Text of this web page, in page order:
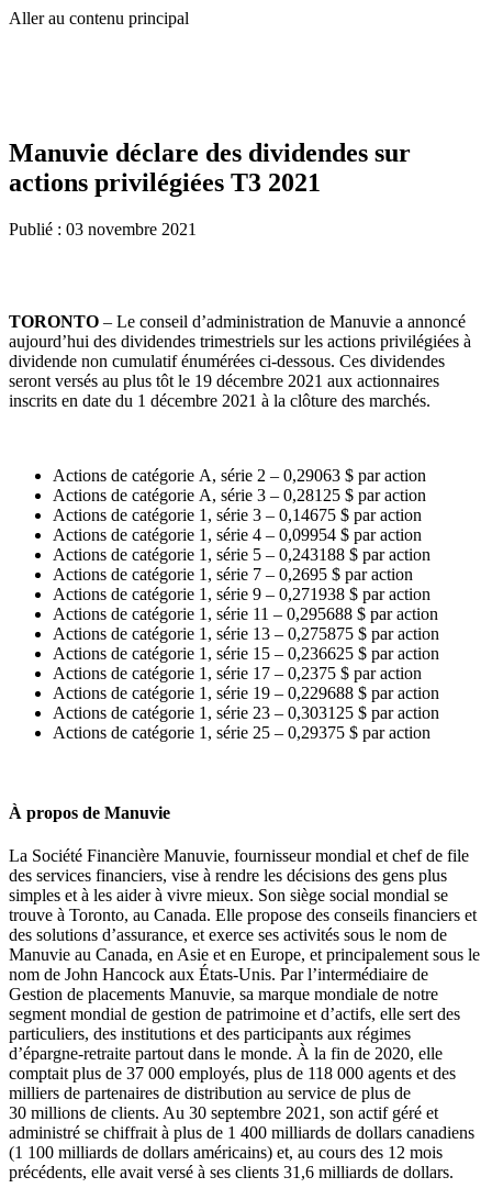
Aller au contenu principal
Manuvie déclare des dividendes sur
actions privilégiées T3 2021
Publié : 03 novembre 2021
TORONTO – Le conseil d’administration de Manuvie a annoncé
aujourd’hui des dividendes trimestriels sur les actions privilégiées à
dividende non cumulatif énumérées ci-dessous. Ces dividendes
seront versés au plus tôt le 19 décembre 2021 aux actionnaires
inscrits en date du 1 décembre 2021 à la clôture des marchés.
Actions de catégorie A, série 2 – 0,29063 $ par action
Actions de catégorie A, série 3 – 0,28125 $ par action
Actions de catégorie 1, série 3 – 0,14675 $ par action
Actions de catégorie 1, série 4 – 0,09954 $ par action
Actions de catégorie 1, série 5 – 0,243188 $ par action
Actions de catégorie 1, série 7 – 0,2695 $ par action
Actions de catégorie 1, série 9 – 0,271938 $ par action
Actions de catégorie 1, série 11 – 0,295688 $ par action
Actions de catégorie 1, série 13 – 0,275875 $ par action
Actions de catégorie 1, série 15 – 0,236625 $ par action
Actions de catégorie 1, série 17 – 0,2375 $ par action
Actions de catégorie 1, série 19 – 0,229688 $ par action
Actions de catégorie 1, série 23 – 0,303125 $ par action
Actions de catégorie 1, série 25 – 0,29375 $ par action
À propos de Manuvie
La Société Financière Manuvie, fournisseur mondial et chef de file
des services financiers, vise à rendre les décisions des gens plus
simples et à les aider à vivre mieux. Son siège social mondial se
trouve à Toronto, au Canada. Elle propose des conseils financiers et
des solutions d’assurance, et exerce ses activités sous le nom de
Manuvie au Canada, en Asie et en Europe, et principalement sous le
nom de John Hancock aux États-Unis. Par l’intermédiaire de
Gestion de placements Manuvie, sa marque mondiale de notre
segment mondial de gestion de patrimoine et d’actifs, elle sert des
particuliers, des institutions et des participants aux régimes
d’épargne-retraite partout dans le monde. À la fin de 2020, elle
comptait plus de 37 000 employés, plus de 118 000 agents et des
milliers de partenaires de distribution au service de plus de
30 millions de clients. Au 30 septembre 2021, son actif géré et
administré se chiffrait à plus de 1 400 milliards de dollars canadiens
(1 100 milliards de dollars américains) et, au cours des 12 mois
précédents, elle avait versé à ses clients 31,6 milliards de dollars.